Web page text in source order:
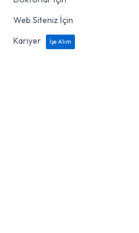
Web Siteniz İçin
Kariyer
İşe Alım